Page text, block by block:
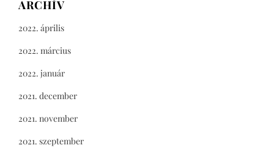
ARCHÍV
2022. április
2022. március
2022. január
2021. december
2021. november
2021. szeptember